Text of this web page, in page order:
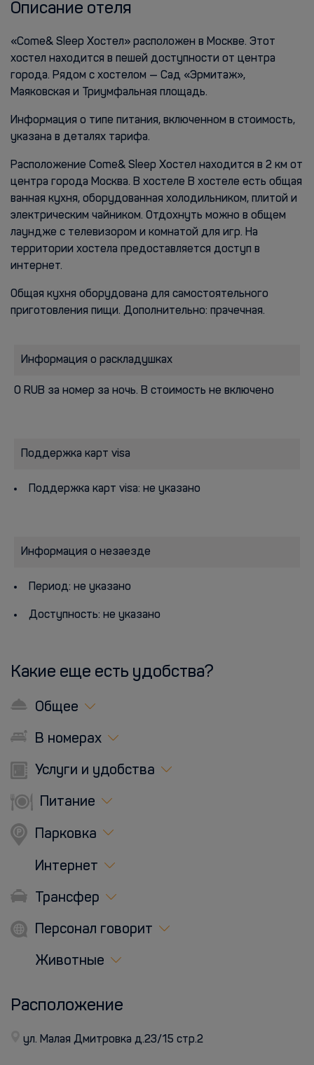
Описание отеля
«Come& Sleep Хостел» расположен в Москве. Этот
хостел находится в пешей доступности от центра
города. Рядом с хостелом — Сад «Эрмитаж»,
Маяковская и Триумфальная площадь.
Информация о типе питания, включенном в стоимость,
указана в деталях тарифа.
Расположение Come& Sleep Хостел находится в 2 км от
центра города Москва. В хостеле В хостеле есть общая
ванная кухня, оборудованная холодильником, плитой и
электрическим чайником. Отдохнуть можно в общем
лаундже с телевизором и комнатой для игр. На
территории хостела предоставляется доступ в
интернет.
Общая кухня оборудована для самостоятельного
приготовления пищи. Дополнительно: прачечная.
Информация о раскладушках
0 RUB за номер за ночь. В стоимость не включено
Поддержка карт visa
Поддержка карт visa: не указано
Информация о незаезде
Период: не указано
Доступность: не указано
Какие еще есть удобства?
Общее
В номерах
Услуги и удобства
Питание
Парковка
Интернет
Трансфер
Персонал говорит
Животные
Расположение
ул. Малая Дмитровка д.23/15 стр.2